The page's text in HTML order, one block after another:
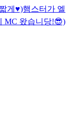
게♥)햄스터가 엘
MC 왔습니당!😎)